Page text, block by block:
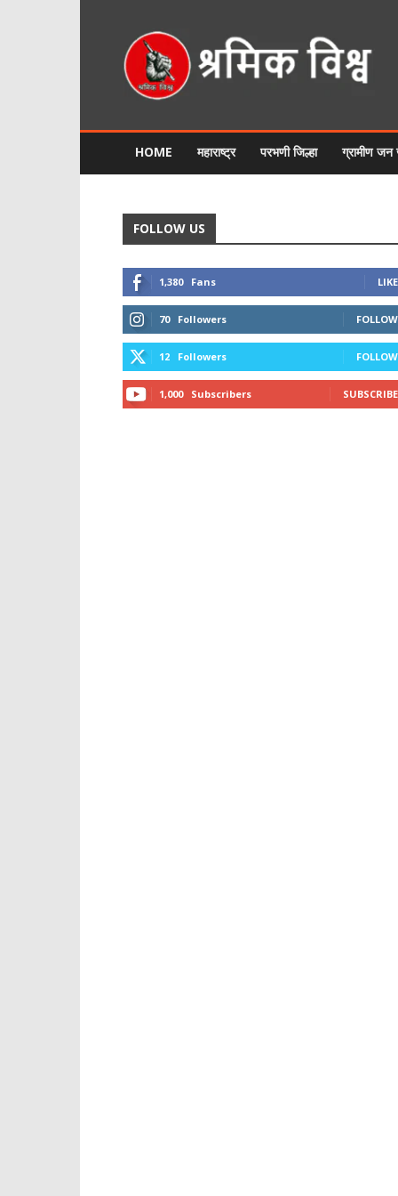
श्रमिक
विश्व
HOME महाराष्ट्र परभणी जिल्हा ग्रामीण जन
FOLLOW US
1,380 Fans LIKE
70 Followers FOLLOW
12 Followers FOLLOW
1,000 Subscribers SUBSCRIBE